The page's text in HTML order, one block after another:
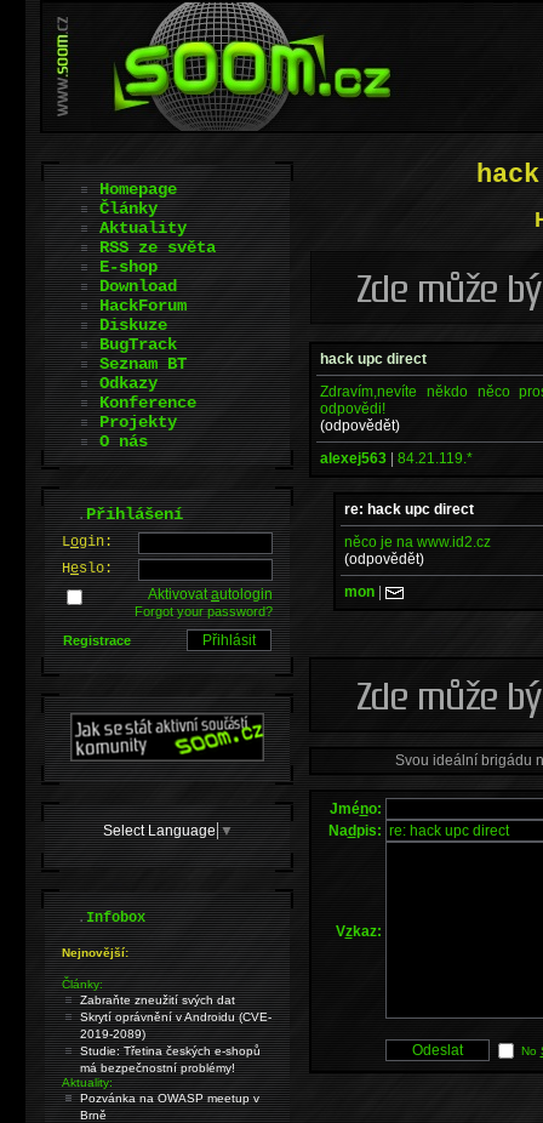
hack upc direct
Zdravím,nevíte někdo něco
odpovědi!
(odpovědět)
alexej563 | 84.21.119.*
re: hack upc direct
něco je na www.id2.cz
(odpovědět)
mon |
Svou ideální brigádu
Jméno:
Nadpis:
Vzkaz:
No
Homepage
Články
Aktuality
RSS ze světa
E-shop
Download
HackForum
Diskuze
BugTrack
Seznam BT
Odkazy
Konference
Projekty
O nás
.Přihlášení
Login:
Heslo:
Aktivovatautologin
Forgot your password?
Registrace
Select Language ▼
.Infobox
Nejnovější:
Články:
Zabraňte zneužití svých dat
Skrytí oprávnění v Androidu (CVE-
2019-2089)
Studie: Třetina českých e-shopů
má bezpečnostní problémy!
Aktuality:
Pozvánka na OWASP meetup v
Brně